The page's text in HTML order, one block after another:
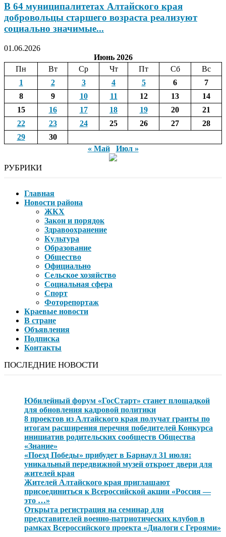
В 64 муниципалитетах Алтайского края
добровольцы старшего возраста реализуют
социально значимые...
01.06.2026
Июнь 2026
Пн
Вт Ср Чт Пт Сб
Вс
1
2 3 4 5 6
7
8
9 10 11 12 13
14
15
16 17 18 19 20
21
22
23 24 25 26 27
28
29
30
« Май
Июл »
РУБРИКИ
Главная
Новости района
ЖКХ
Закон и порядок
Здравоохранение
Культура
Образование
Общество
Официально
Сельское хозяйство
Социальная сфера
Спорт
Фоторепортаж
Краевые новости
В стране
Объявления
Подписка
Контакты
ПОСЛЕДНИЕ НОВОСТИ
Юбилейный форум «ГосСтарт» станет площадкой
для обновления кадровой политики
8 проектов из Алтайского края получат гранты по
итогам расширения перечня победителей Конкурса
инициатив родительских сообществ Общества
«Знание»
«Поезд Победы» прибудет в Барнаул 31 июля:
уникальный передвижной музей откроет двери для
жителей края
Жителей Алтайского края приглашают
присоединиться к Всероссийской акции «Россия —
это …»
Открыта регистрация на семинар для
представителей военно-патриотических клубов в
рамках Всероссийского проекта «Диалоги с Героями»